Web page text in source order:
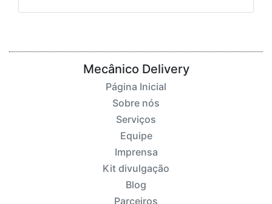
Mecânico Delivery
Página Inicial
Sobre nós
Serviços
Equipe
Imprensa
Kit divulgação
Blog
Parceiros